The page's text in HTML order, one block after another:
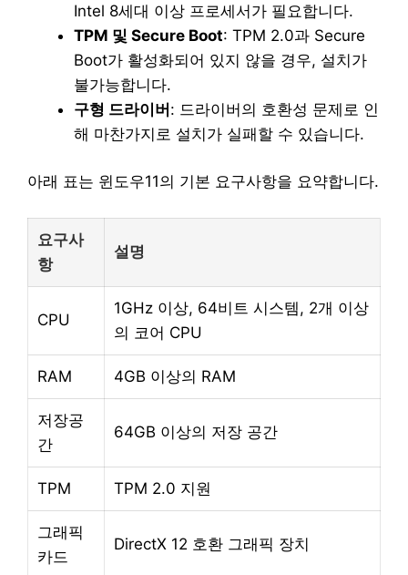
Intel 8세대 이상 프로세서가 필요합니다.
TPM 및 Secure Boot: TPM 2.0과 Secure
Boot가 활성화되어 있지 않을 경우, 설치가
불가능합니다.
구형 드라이버: 드라이버의 호환성 문제로 인
해 마찬가지로 설치가 실패할 수 있습니다.
아래 표는 윈도우11의 기본 요구사항을 요약합니다.
요구사
항
설명
CPU
1GHz 이상, 64비트 시스템, 2개 이상
의 코어 CPU
RAM 4GB 이상의 RAM
저장공
간
64GB 이상의 저장 공간
TPM TPM 2.0 지원
그래픽
카드
DirectX 12 호환 그래픽 장치